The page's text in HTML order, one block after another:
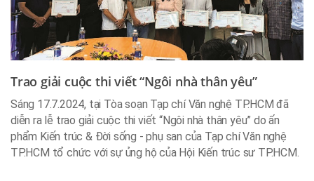
Trao giải cuộc thi viết “Ngôi nhà thân yêu”
Sáng 17.7.2024, tại Tòa soạn Tạp chí Văn nghệ TP.HCM đã
diễn ra lễ trao giải cuộc thi viết “Ngôi nhà thân yêu” do ấn
phẩm Kiến trúc & Đời sống - phụ san của Tạp chí Văn nghệ
TP.HCM tổ chức với sự ủng hộ của Hội Kiến trúc sư TP.HCM.